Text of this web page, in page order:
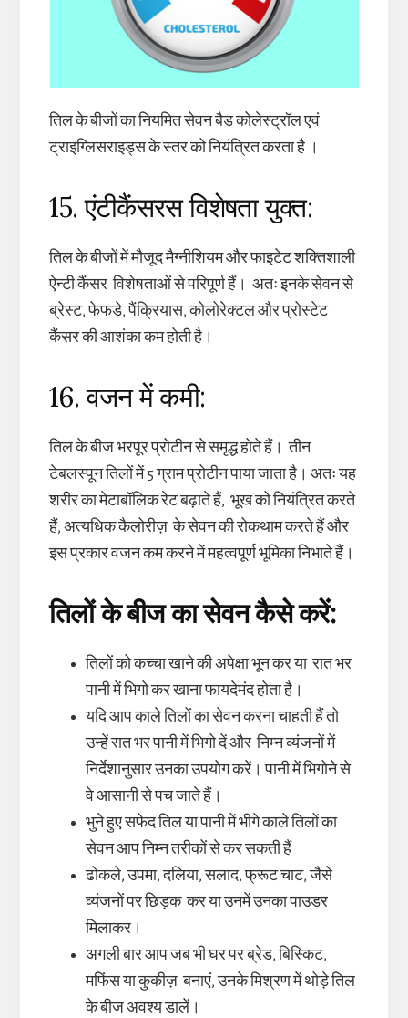
तिल के बीजों का नियमित सेवन बैड कोलेस्ट्रॉल एवं
ट्राइग्लिसराइड्स के स्तर को नियंत्रित करता है ।
15. एंटीकैंसरस विशेषता युक्त:
तिल के बीजों में मौजूद मैग्नीशियम और फाइटेट शक्तिशाली
ऐन्टी कैंसर विशेषताओं से परिपूर्ण हैं। अतः इनके सेवन से
ब्रेस्ट, फेफड़े, पैंक्रियास, कोलोरेक्टल और प्रोस्टेट
कैंसर की आशंका कम होती है।
16. वजन में कमी:
तिल के बीज भरपूर प्रोटीन से समृद्ध होते हैं। तीन
टेबलस्पून तिलों में 5 ग्राम प्रोटीन पाया जाता है। अतः यह
शरीर का मेटाबॉलिक रेट बढ़ाते हैं, भूख को नियंत्रित करते
हैं, अत्यधिक कैलोरीज़ के सेवन की रोकथाम करते हैं और
इस प्रकार वजन कम करने में महत्वपूर्ण भूमिका निभाते हैं।
तिलों के बीज का सेवन कैसे करें:
तिलों को कच्चा खाने की अपेक्षा भून कर या रात भर
पानी में भिगो कर खाना फायदेमंद होता है।
यदि आप काले तिलों का सेवन करना चाहती हैं तो
उन्हें रात भर पानी में भिगो दें और निम्न व्यंजनों में
निर्देशानुसार उनका उपयोग करें। पानी में भिगोने से
वे आसानी से पच जाते हैं।
भुने हुए सफेद तिल या पानी में भीगे काले तिलों का
सेवन आप निम्न तरीकों से कर सकती हैं
ढोकले, उपमा, दलिया, सलाद, फ्रूट चाट, जैसे
व्यंजनों पर छिड़क कर या उनमें उनका पाउडर
मिलाकर।
अगली बार आप जब भी घर पर ब्रेड, बिस्किट,
मफिंस या कुकीज़ बनाएं, उनके मिश्रण में थोड़े तिल
के बीज अवश्य डालें।